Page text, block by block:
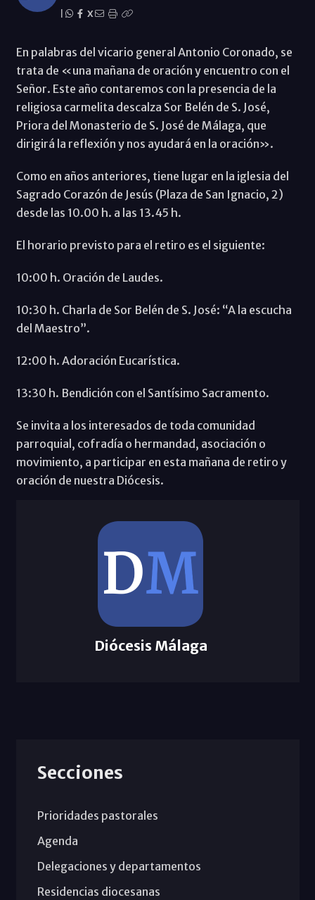
X
En palabras del vicario general Antonio Coronado, se
trata de «una mañana de oración y encuentro con el
Señor. Este año contaremos con la presencia de la
religiosa carmelita descalza Sor Belén de S. José,
Priora del Monasterio de S. José de Málaga, que
dirigirá la reflexión y nos ayudará en la oración».
Como en años anteriores, tiene lugar en la iglesia del
Sagrado Corazón de Jesús (Plaza de San Ignacio, 2)
desde las 10.00 h. a las 13.45 h.
El horario previsto para el retiro es el siguiente:
10:00 h. Oración de Laudes.
10:30 h. Charla de Sor Belén de S. José: “A la escucha
del Maestro”.
12:00 h. Adoración Eucarística.
13:30 h. Bendición con el Santísimo Sacramento.
Se invita a los interesados de toda comunidad
parroquial, cofradía o hermandad, asociación o
movimiento, a participar en esta mañana de retiro y
oración de nuestra Diócesis.
Diócesis Málaga
Secciones
Prioridades pastorales
Agenda
Delegaciones y departamentos
Residencias diocesanas